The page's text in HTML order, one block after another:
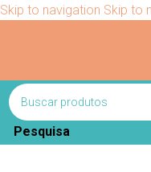
Skip to navigation Skip to
Pesquisa